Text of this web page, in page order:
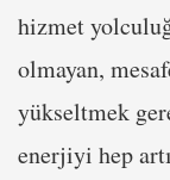
hizmet
olmayan,
yükseltmek
enerjiyi hep